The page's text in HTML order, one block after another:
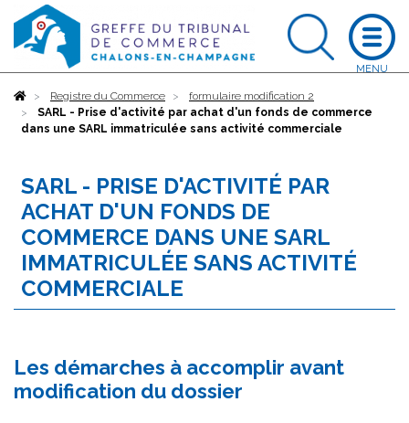
AccueilRegistre du Commerce
formulaire modification 2
SARL - Prise d'activité par achat d'un fonds de commerce
dans une SARL immatriculée sans activité commerciale
SARL - PRISE D'ACTIVITÉ PAR
ACHAT D'UN FONDS DE
COMMERCE DANS UNE SARL
IMMATRICULÉE SANS ACTIVITÉ
COMMERCIALE
Les démarches à accomplir avant
modification du dossier